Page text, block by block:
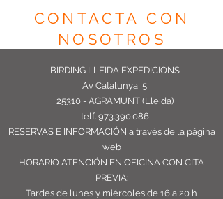
CONTACTA CON
NOSOTROS
BIRDING LLEIDA EXPEDICIONS
Av Catalunya, 5
25310 - AGRAMUNT (Lleida)
telf. 973.390.086
RESERVAS E INFORMACIÓN a través de la página
web
HORARIO ATENCIÓN EN OFICINA CON CITA
PREVIA:
Tardes de lunes y miércoles de 16 a 20 h